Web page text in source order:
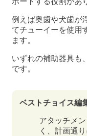
例えば奥歯や犬歯が
てチューイーを使用
ます。
いずれの補助器具も
です。
ベストチョイス編
アタッチメ
く、計画通